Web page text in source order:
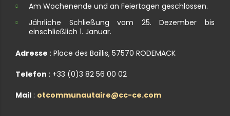
Am Wochenende und an Feiertagen geschlossen.
Jährliche Schließung vom 25. Dezember bis
einschließlich 1. Januar.
Adresse : Place des Baillis, 57570 RODEMACK
Telefon : +33 (0)3 82 56 00 02
Mail : otcommunautaire@cc-ce.com